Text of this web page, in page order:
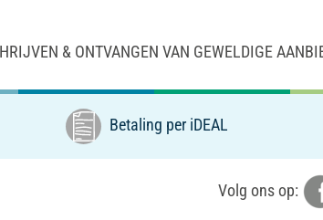
& ONTVANGEN VAN GEWELDIGE
Betaling per iDEAL
Volg ons op: